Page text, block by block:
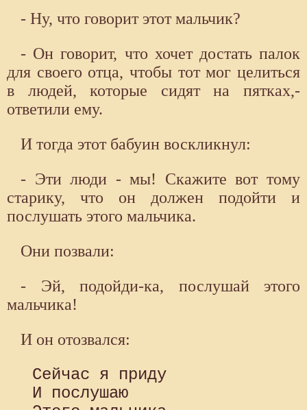
- Ну, что говорит этот мальчик?
- Он говорит, что хочет достать палок
для своего отца, чтобы тот мог целиться
в людей, которые сидят на пятках,-
ответили ему.
И тогда этот бабуин воскликнул:
- Эти люди - мы! Скажите вот тому
старику, что он должен подойти и
послушать этого мальчика.
Они позвали:
- Эй, подойди-ка, послушай этого
мальчика!
И он отозвался:
Сейчас я приду
И послушаю